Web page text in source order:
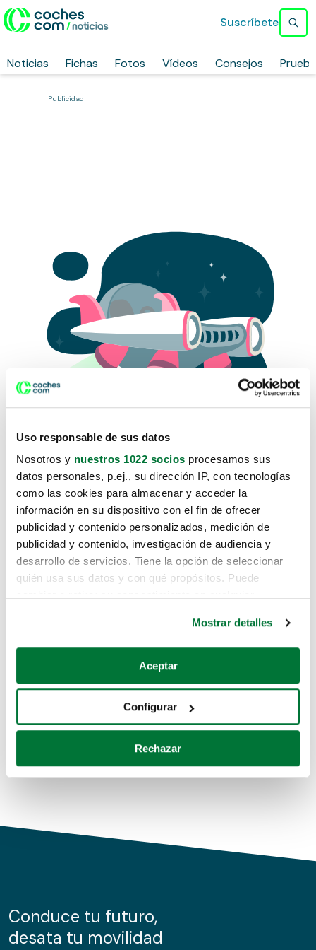
Uso responsable de sus datos
Nosotros y nuestros 1022 socios procesamos sus
datos personales, p.ej., su dirección IP, con tecnologías
como las cookies para almacenar y acceder la
información en su dispositivo con el fin de ofrecer
publicidad y contenido personalizados, medición de
publicidad y contenido, investigación de audiencia y
desarrollo de servicios. Tiene la opción de seleccionar
quién usa sus datos y con qué propósitos. Puede
Si lo permite, también quisiéramos:
Recopilar información sobre su ubicación geográfica
Identificar su dispositivo analizándolo activamente
para buscar características específicas (huellas
Obtenga más información sobre cómo se procesan sus
de cookies.
información sobre el uso que haga del sitio web con
nuestros partners de redes sociales, publicidad y análisis
Mostrar detalles
Aceptar
Configurar
Rechazar
Noticias Fichas Fotos Vídeos Consejos
Suscríbete
Publicidad
Lo sentimos, no sabemos como
te hemos traido hasta aquí.
Pero puedes encontrar el coche que estás
buscando en alguno de estos enlaces:
Coches de segunda mano
Coches de km0
Conduce tu futuro,
desata tu movilidad